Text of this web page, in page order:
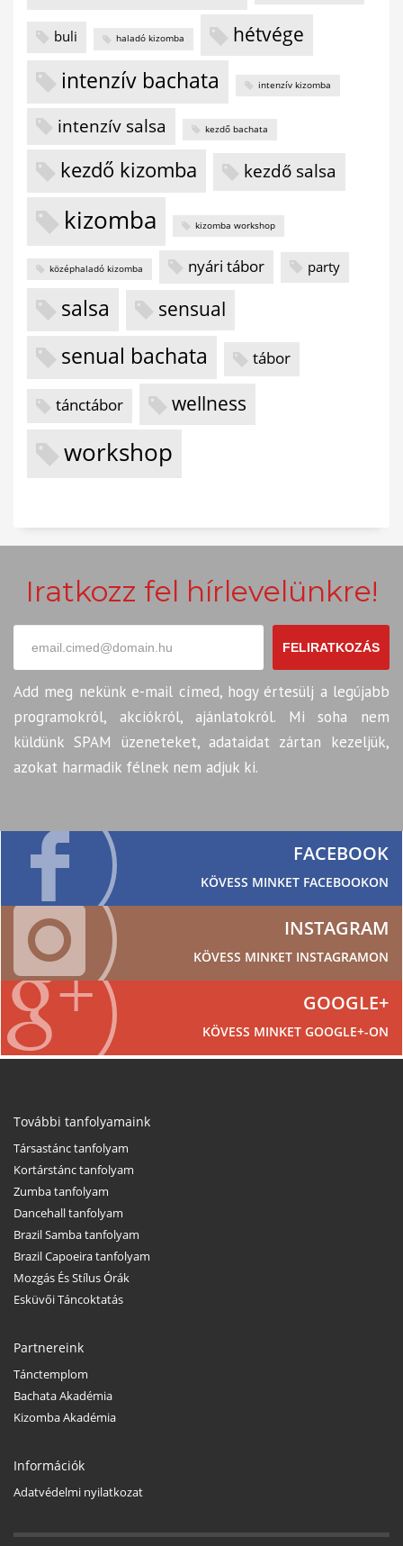
buli haladó kizomba hétvége
intenzív bachata intenzív kizomba
intenzív salsa kezdő bachata
kezdő kizomba kezdő salsa
kizomba kizomba workshop
középhaladó kizomba nyári tábor party
salsa sensual
senual bachata tábor
tánctábor wellness
workshop
Iratkozz fel hírlevelünkre!
FELIRATKOZÁS
Add meg nekünk e-mail címed, hogy értesülj a legújabb
programokról, akciókról, ajánlatokról. Mi soha nem
küldünk SPAM üzeneteket, adataidat zártan kezeljük,
azokat harmadik félnek nem adjuk ki.
FACEBOOK
KÖVESS MINKET FACEBOOKON
INSTAGRAM
KÖVESS MINKET INSTAGRAMON
GOOGLE+
KÖVESS MINKET GOOGLE+-ON
További tanfolyamaink
Társastánc tanfolyam
Kortárstánc tanfolyam
Zumba tanfolyam
Dancehall tanfolyam
Brazil Samba tanfolyam
Brazil Capoeira tanfolyam
Mozgás És Stílus Órák
Esküvői Táncoktatás
Partnereink
Tánctemplom
Bachata Akadémia
Kizomba Akadémia
Információk
Adatvédelmi nyilatkozat